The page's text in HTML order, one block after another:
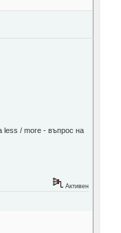
less / more - въпрос на
Активен